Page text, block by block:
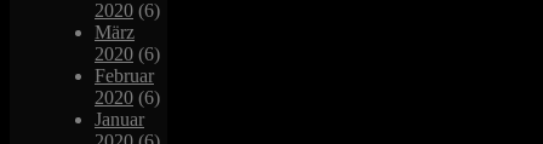
2020 (6)
März
2020 (6)
Februar
2020 (6)
Januar